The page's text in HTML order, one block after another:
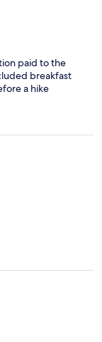
paid to the
breakfast
a hike